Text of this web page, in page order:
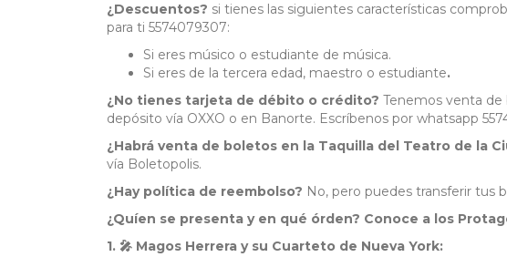
¿Descuentos? si tienes las siguientes características
para ti 5574079307:
Si eres músico o estudiante de música.
Si eres de la tercera edad, maestro o estudiante.
¿No tienes tarjeta de débito o crédito? Tenemos venta de
depósito vía OXXO o en Banorte. Escríbenos por whatsapp
¿Habrá venta de boletos en la Taquilla del Teatro de la
vía Boletopolis.
¿Hay política de reembolso? No, pero puedes transferir tus
¿Quíen se presenta y en qué órden? Conoce a los
1. 🎤 Magos Herrera y su Cuarteto de Nueva York: